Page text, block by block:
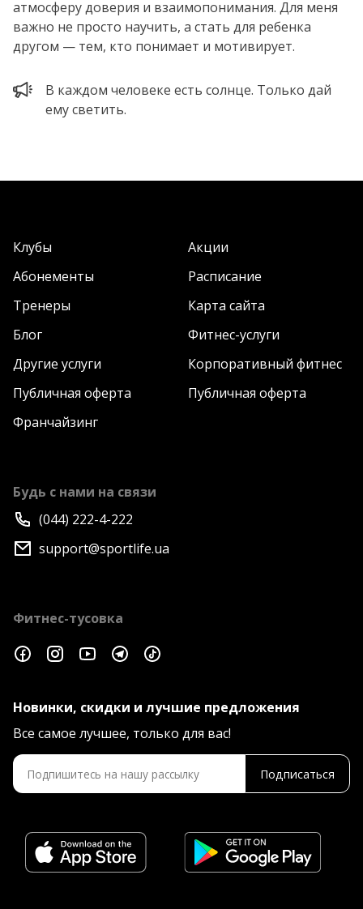
атмосферу доверия и взаимопонимания. Для меня
важно не просто научить, а стать для ребенка
другом — тем, кто понимает и мотивирует.
В каждом человеке есть солнце. Только дай
ему светить.
Клубы
Акции
Абонементы
Расписание
Тренеры
Карта сайта
Блог
Фитнес-услуги
Другие услуги
Корпоративный фитнес
Публичная оферта
Публичная оферта
Франчайзинг
Будь с нами на связи
(044) 222-4-222
support@sportlife.ua
Фитнес-тусовка
Новинки, скидки и лучшие предложения
Все самое лучшее, только для вас!
Подписаться